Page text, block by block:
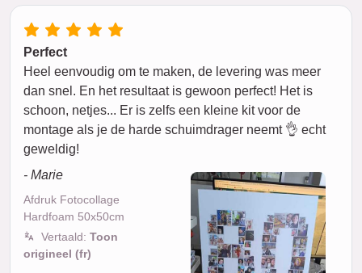
Perfect
Heel eenvoudig om te maken, de levering was meer
dan snel. En het resultaat is gewoon perfect! Het is
schoon, netjes... Er is zelfs een kleine kit voor de
montage als je de harde schuimdrager neemt 👌 echt
geweldig!
- Marie
Afdruk Fotocollage
Hardfoam 50x50cm
Vertaald: Toon
origineel (fr)